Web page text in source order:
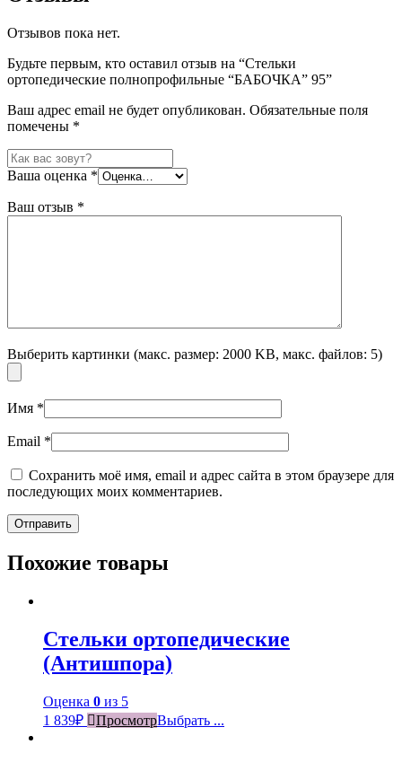
Отзывов пока нет.
Будьте первым, кто оставил отзыв на “Стельки
ортопедические полнопрофильные “БАБОЧКА” 95”
Ваш адрес email не будет опубликован. Обязательные поля
помечены *
Ваша оценка *
Ваш отзыв *
Выберить картинки (макс. размер: 2000 KB, макс. файлов: 5)
Имя *
Email *
Сохранить моё имя, email и адрес сайта в этом браузере для
последующих моих комментариев.
Похожие товары
Стельки ортопедические
(Антишпора)
Оценка 0 из 5
1 839₽ ПросмотрВыбрать ...